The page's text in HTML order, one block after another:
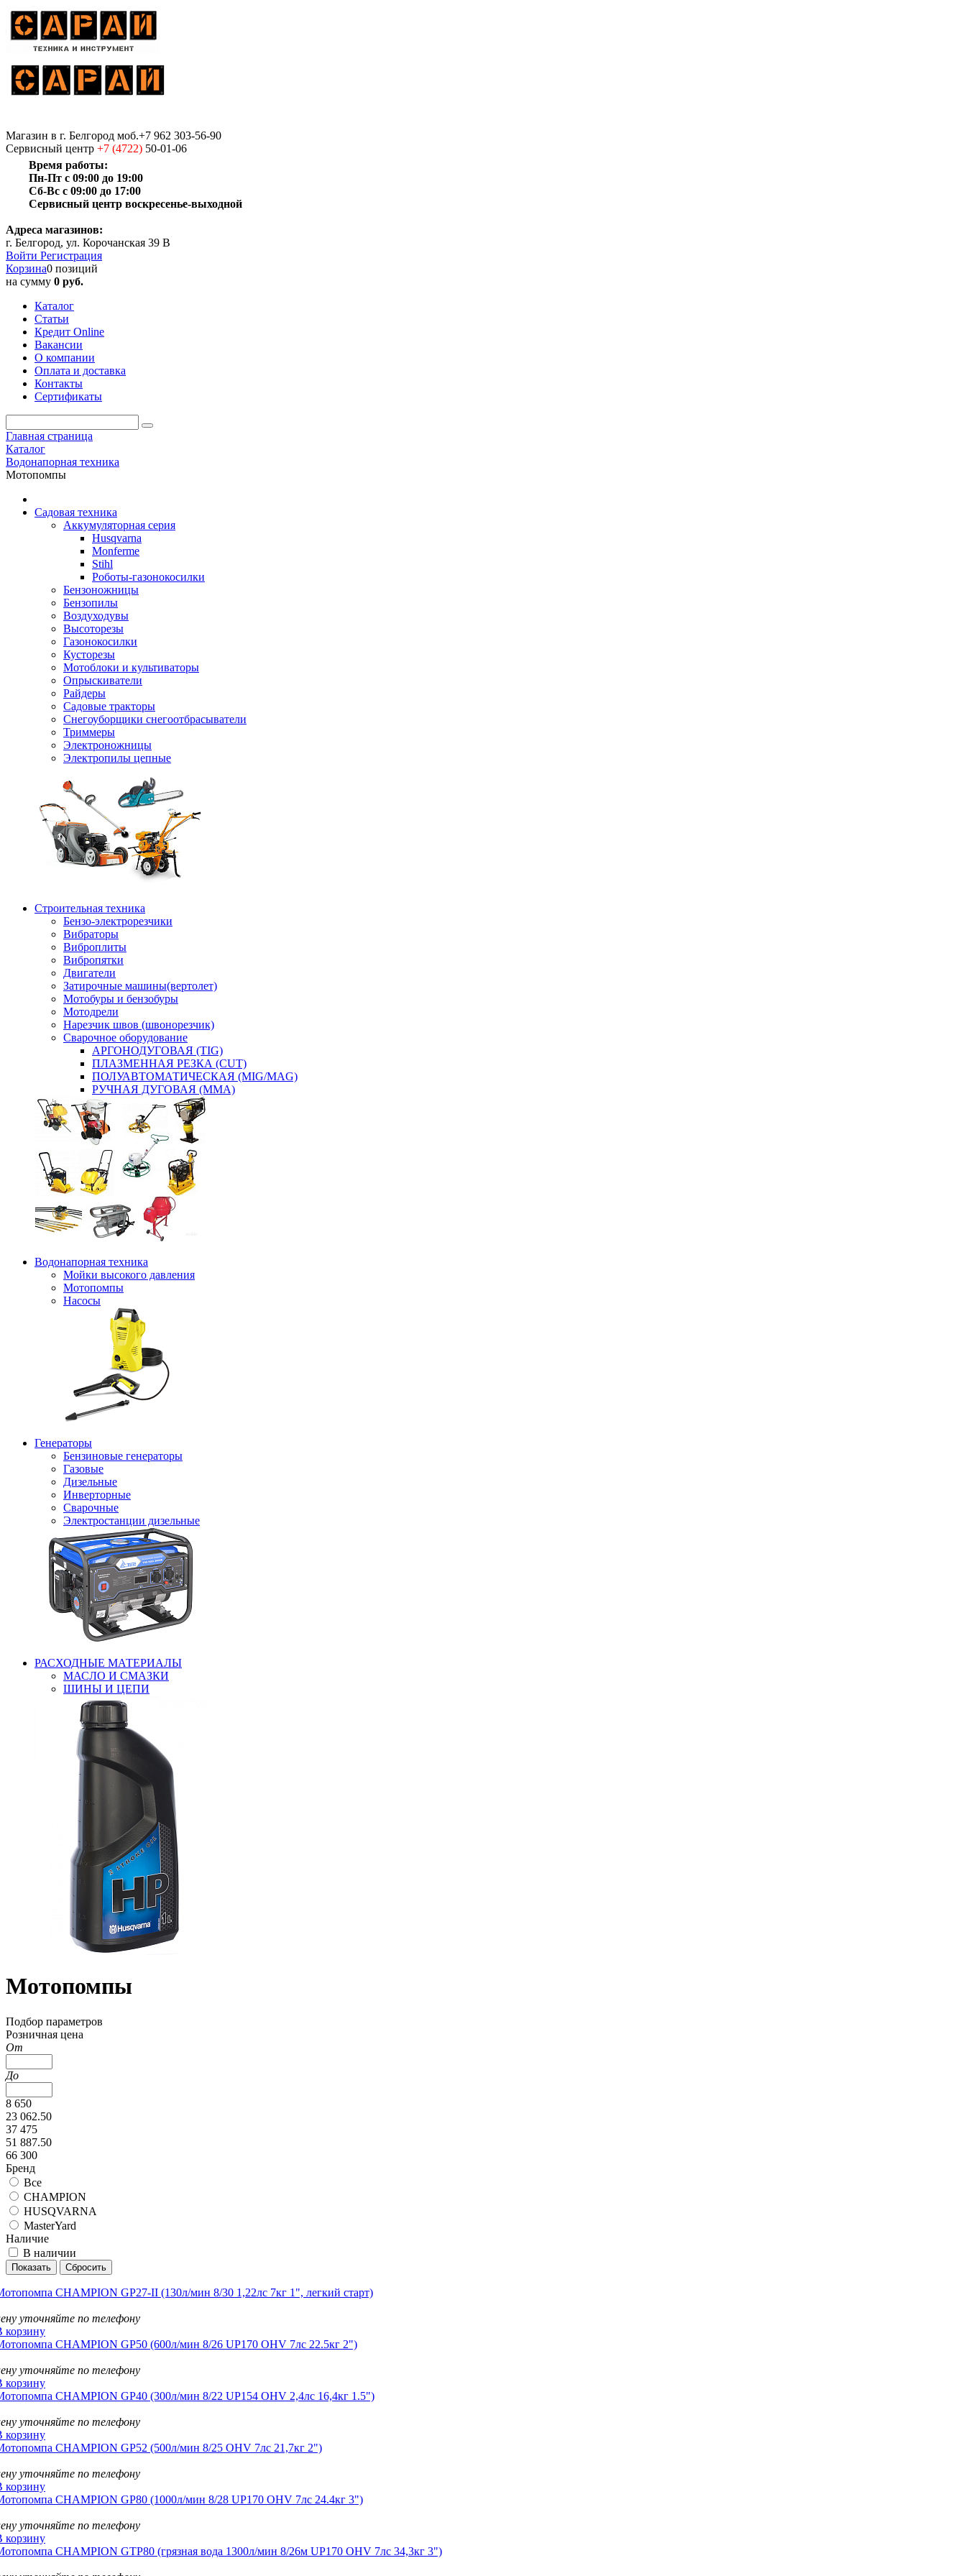
Магазин в г. Белгород моб.+7 962 303-56-90
Сервисный центр +7 (4722) 50-01-06
Время работы:
Пн-Пт с 09:00 до 19:00
Сб-Вс с 09:00 до 17:00
Сервисный центр воскресенье-выходной
Адреса магазинов:
г. Белгород, ул. Корочанская 39 В
Войти Регистрация
Корзина0 позиций
на сумму 0 руб.
Каталог
Статьи
Кредит Online
Вакансии
О компании
Оплата и доставка
Контакты
Сертификаты
Главная страница
Каталог
Водонапорная техника
Мотопомпы
Садовая техника
Аккумуляторная серия
Husqvarna
Monferme
Stihl
Роботы-газонокосилки
Бензоножницы
Бензопилы
Воздухо­дувы
Высоторезы
Газонокосилки
Кусторезы
Мотоблоки и культиваторы
Опрыскиватели
Райдеры
Садовые тракторы
Снегоуборщики снегоотбрасыватели
Триммеры
Электроножницы
Электропилы цепные
Строительная техника
Бензо-электрорезчики
Вибраторы
Виброплиты
Вибропятки
Двигатели
Затирочные машины(вертолет)
Мотобуры и бензобуры
Мотодрели
Нарезчик швов (швонорезчик)
Сварочное оборудование
АРГОНОДУГОВАЯ (TIG)
ПЛАЗМЕННАЯ РЕЗКА (CUT)
ПОЛУАВТОМАТИЧЕСКАЯ (MIG/MAG)
РУЧНАЯ ДУГОВАЯ (MMA)
Водонапорная техника
Мойки высокого давления
Мотопомпы
Насосы
Генераторы
Бензиновые генераторы
Газовые
Дизельные
Инверторные
Сварочные
Электростанции дизельные
РАСХОДНЫЕ МАТЕРИАЛЫ
МАСЛО И СМАЗКИ
ШИНЫ И ЦЕПИ
Мотопомпы
Подбор параметров
Розничная цена
От
До
8 650
23 062.50
37 475
51 887.50
66 300
Бренд
Все
CHAMPION
HUSQVARNA
MasterYard
Наличие
В наличии
CHAMPION GP27-II (130л/мин 8/30 1,22лс 7кг 1", легкий старт)
уточняйте по телефону
корзину
CHAMPION GP50 (600л/мин 8/26 UP170 OHV 7лс 22.5кг 2")
уточняйте по телефону
корзину
CHAMPION GP40 (300л/мин 8/22 UP154 OHV 2,4лс 16,4кг 1.5")
уточняйте по телефону
корзину
CHAMPION GP52 (500л/мин 8/25 OHV 7лс 21,7кг 2")
уточняйте по телефону
корзину
CHAMPION GP80 (1000л/мин 8/28 UP170 OHV 7лс 24.4кг 3")
уточняйте по телефону
корзину
CHAMPION GTP80 (грязная вода 1300л/мин 8/26м UP170 OHV 7лс 34,3кг 3")